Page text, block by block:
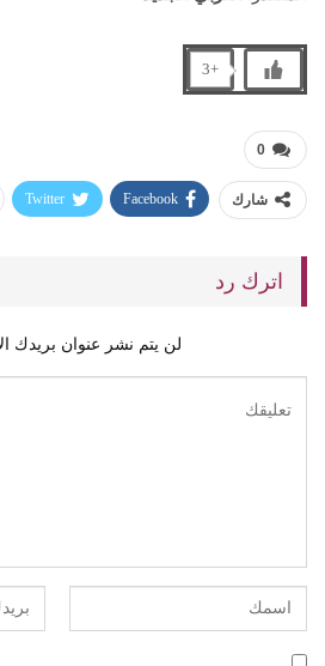
+3
0
شارك Facebook
Twitter
اترك رد
لن يتم نشر عنوان بريدك